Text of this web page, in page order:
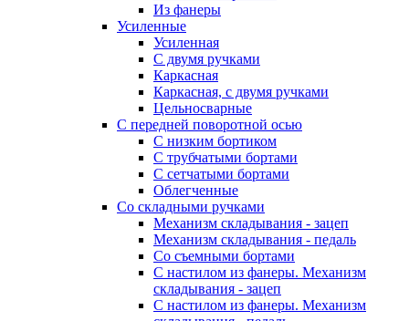
Из фанеры
Усиленные
Усиленная
С двумя ручками
Каркасная
Каркасная, с двумя ручками
Цельносварные
С передней поворотной осью
С низким бортиком
С трубчатыми бортами
С сетчатыми бортами
Облегченные
Со складными ручками
Механизм складывания - зацеп
Механизм складывания - педаль
Cо съемными бортами
С настилом из фанеры. Механизм
складывания - зацеп
С настилом из фанеры. Механизм